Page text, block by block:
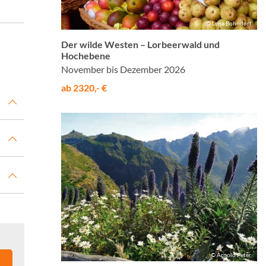
© Lena Bohndorf
Der wilde Westen – Lorbeerwald und
Hochebene
November bis Dezember 2026
ab 2320,- €
© Arnold Peter